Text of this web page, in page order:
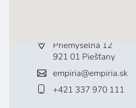
Priemyselná 12
921 01 Piešťany
empiria@empiria.sk
+421 337 970 111